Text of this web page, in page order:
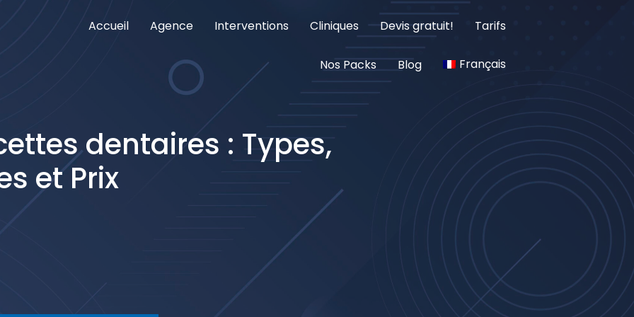
Accueil Agence Interventions Cliniques Devis gratuit! Tarifs
Nos Packs Blog Français
dentaires : Types,
et Prix